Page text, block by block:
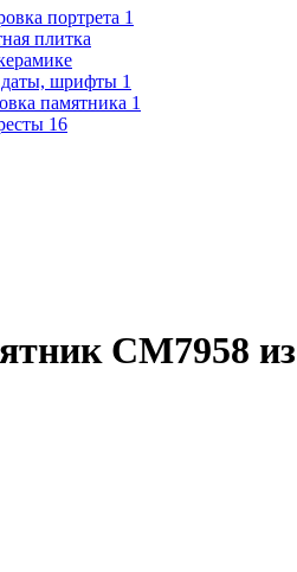
портрета 1
плитка
шрифты 1
памятника 1
16
CM7958